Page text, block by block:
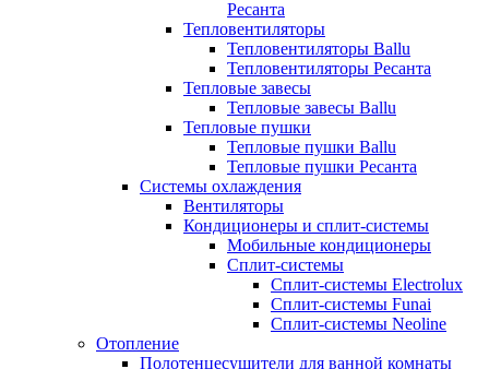
Ресанта
Тепловентиляторы
Тепловентиляторы Ballu
Тепловентиляторы Ресанта
Тепловые завесы
Тепловые завесы Ballu
Тепловые пушки
Тепловые пушки Ballu
Тепловые пушки Ресанта
Системы охлаждения
Вентиляторы
Кондиционеры и сплит-системы
Мобильные кондиционеры
Сплит-системы
Сплит-системы Electrolux
Сплит-системы Funai
Сплит-системы Neoline
Отопление
Полотенцесушители для ванной комнаты